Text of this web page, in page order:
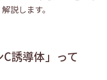
説します。
誘導体」って